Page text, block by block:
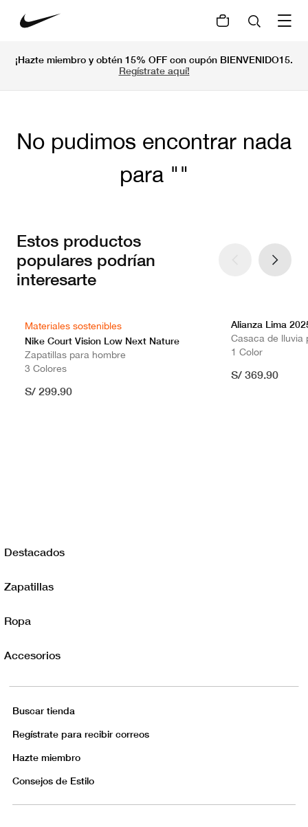
¡Hazte miembro y obtén 15% OFF con cupón BIENVENIDO15.
Regístrate aquí!
No pudimos encontrar nada
para
Estos productos
populares podrían
interesarte
Materiales sostenibles
Nike Court Vision Low Next Nature
Zapatillas para hombre
3 Colores
S/ 299.90
Alianza Lima
Casaca de lluvia
1 Color
S/ 369.90
Destacados
Zapatillas
Ropa
Accesorios
Buscar tienda
Regístrate para recibir correos
Hazte miembro
Consejos de Estilo